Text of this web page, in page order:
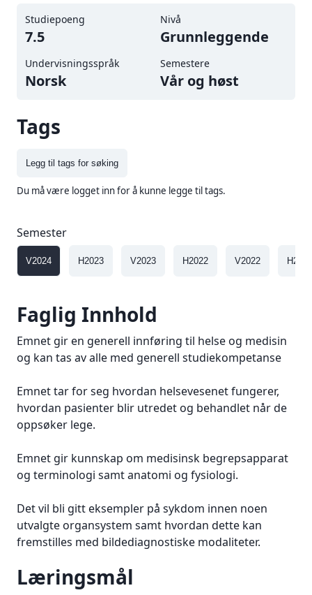
Studiepoeng
7.5
Nivå
Grunnleggende
Undervisningsspråk
Norsk
Semestere
vår og høst
Tags
Legg til tags for søking
Du må være logget inn for å kunne legge til tags.
Semester
V2024 H2023 V2023 H2022 V2022 H2021
Faglig Innhold
Emnet gir en generell innføring til helse og medisin
og kan tas av alle med generell studiekompetanse
Emnet tar for seg hvordan helsevesenet fungerer,
hvordan pasienter blir utredet og behandlet når de
oppsøker lege.
Emnet gir kunnskap om medisinsk begrepsapparat
og terminologi samt anatomi og fysiologi.
Det vil bli gitt eksempler på sykdom innen noen
utvalgte organsystem samt hvordan dette kan
fremstilles med bildediagnostiske modaliteter.
Læringsmål